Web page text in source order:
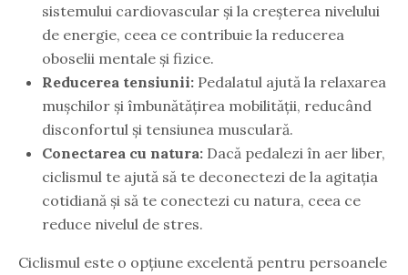
sistemului cardiovascular și la creșterea nivelului
de energie, ceea ce contribuie la reducerea
oboselii mentale și fizice.
Reducerea tensiunii: Pedalatul ajută la relaxarea
mușchilor și îmbunătățirea mobilității, reducând
disconfortul și tensiunea musculară.
Conectarea cu natura: Dacă pedalezi în aer liber,
ciclismul te ajută să te deconectezi de la agitația
cotidiană și să te conectezi cu natura, ceea ce
reduce nivelul de stres.
Ciclismul este o opțiune excelentă pentru persoanele